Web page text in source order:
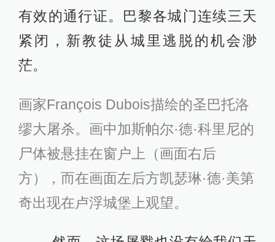
有效的通行证。巴黎各城门连续三天
紧闭，新教徒从城里逃脱的机会渺
茫。
画家François Dubois描绘的圣巴托洛
缪大屠杀。画中加斯帕尔·德·科里尼的
尸体被悬挂在窗户上（画面右后
方），而在画面左后方凯瑟琳·德·美第
奇出现在卢浮城堡上观望。